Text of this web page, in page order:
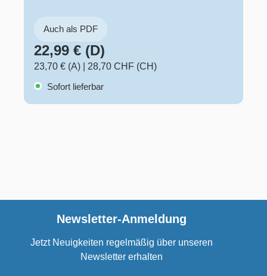
Auch als PDF
22,99 € (D)
23,70 € (A)
28,70 CHF (CH)
Sofort lieferbar
Newsletter-Anmeldung
Jetzt Neuigkeiten regelmäßig über unseren
Newsletter erhalten